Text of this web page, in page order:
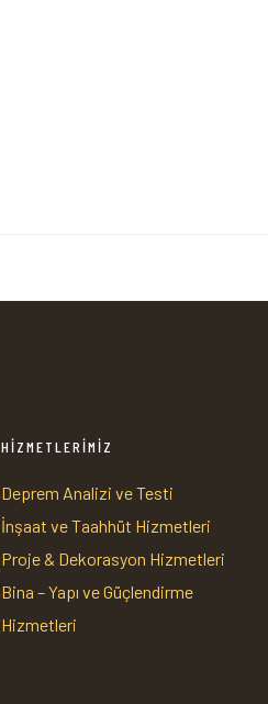
HİZMETLERİMİZ
Deprem Analizi ve Testi
İnşaat ve Taahhüt Hizmetleri
Proje & Dekorasyon Hizmetleri
Bina – Yapı ve Güçlendirme
Hizmetleri